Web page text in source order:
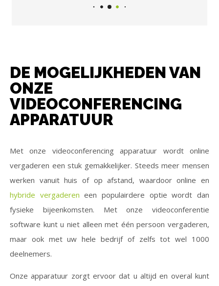
DE MOGELIJKHEDEN VAN
ONZE
VIDEOCONFERENCING
APPARATUUR
Met onze videoconferencing apparatuur wordt online
vergaderen een stuk gemakkelijker. Steeds meer mensen
werken vanuit huis of op afstand, waardoor online en
hybride vergaderen een populairdere optie wordt dan
fysieke bijeenkomsten. Met onze videoconferentie
software kunt u niet alleen met één persoon vergaderen,
maar ook met uw hele bedrijf of zelfs tot wel 1000
deelnemers.
Onze apparatuur zorgt ervoor dat u altijd en overal kunt